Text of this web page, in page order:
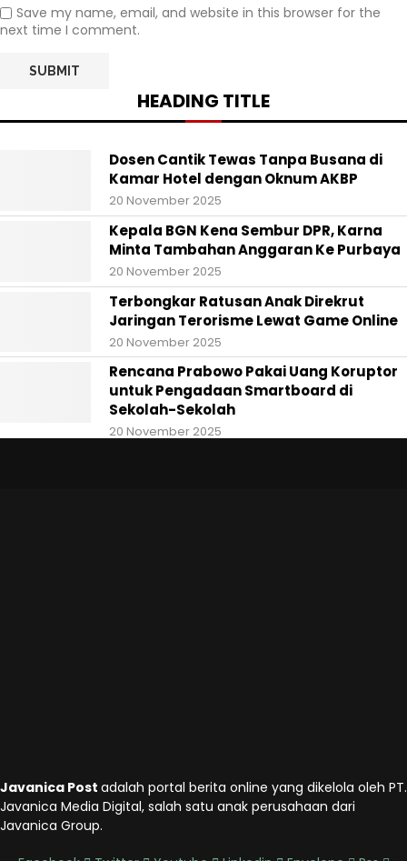
Save my name, email, and website in this browser for the
next time I comment.
HEADING TITLE
Dosen Cantik Tewas Tanpa Busana di
Kamar Hotel dengan Oknum AKBP
20 November 2025
Kepala BGN Kena Sembur DPR, Karna
Minta Tambahan Anggaran Ke Purbaya
20 November 2025
Terbongkar Ratusan Anak Direkrut
Jaringan Terorisme Lewat Game Online
20 November 2025
Rencana Prabowo Pakai Uang Koruptor
untuk Pengadaan Smartboard di
Sekolah-Sekolah
20 November 2025
Javanica Post adalah portal berita online yang dikelola oleh PT.
Javanica Media Digital, salah satu anak perusahaan dari
Javanica Group.